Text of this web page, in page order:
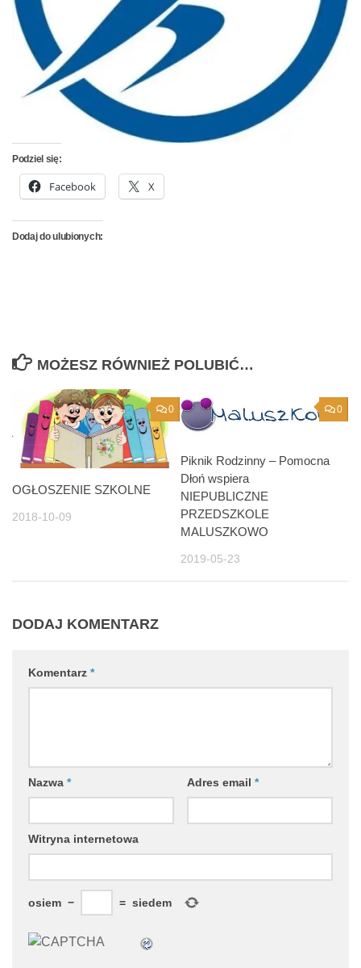
Podziel się:
Facebook X
Dodaj do ulubionych:
MOŻESZ RÓWNIEŻ POLUBIĆ…
0
OGŁOSZENIE SZKOLNE
2018-10-09
0
Piknik Rodzinny – Pomocna
Dłoń wspiera
NIEPUBLICZNE
PRZEDSZKOLE
MALUSZKOWO
2019-05-23
DODAJ KOMENTARZ
Komentarz *
Nazwa * Adres email *
Witryna internetowa
osiem − = siedem